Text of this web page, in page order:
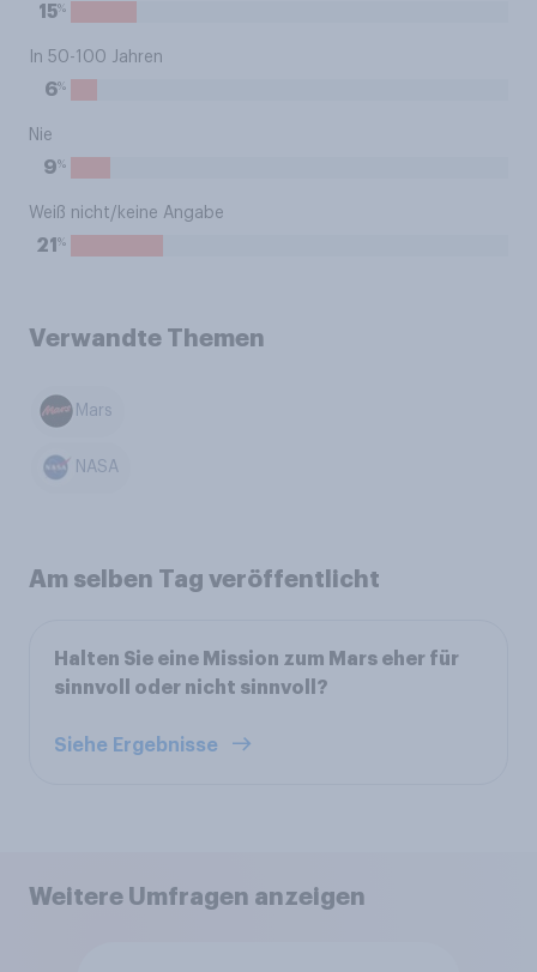
15%
In 50-100 Jahren
6%
Nie
9%
Weiß nicht/keine Angabe
21 %
Verwandte Themen
Mars
NASA
Am selben Tag veröffentlicht
Halten Sie eine Mission zum Mars eher für
sinnvoll oder nicht sinnvoll?
Siehe Ergebnisse
Weitere Umfragen anzeigen